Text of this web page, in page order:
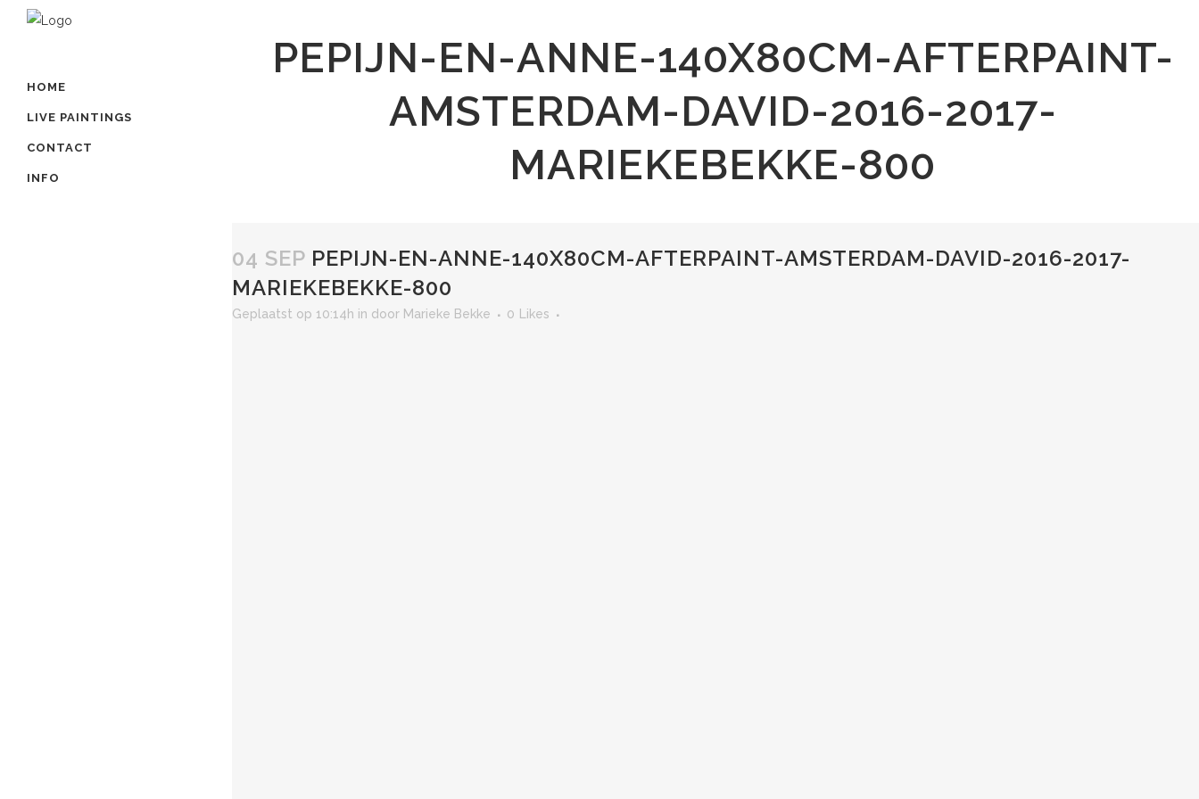
HOME
LIVE PAINTINGS
CONTACT
INFO
PEPIJN-EN-ANNE-140X80CM-AFTERPAINT-
AMSTERDAM-DAVID-2016-2017-
MARIEKEBEKKE-800
04 SEP PEPIJN-EN-ANNE-140X80CM-AFTERPAINT-AMSTERDAM-DAVID-2016-2017-
MARIEKEBEKKE-800
Geplaatst op 10:14h in door Marieke Bekke 0 Likes